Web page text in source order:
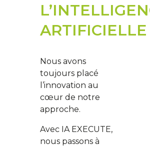
ARTIFICIELLE
Nous avons
toujours placé
l’innovation au
cœur de notre
approche.
Avec IA EXECUTE,
nous passons à